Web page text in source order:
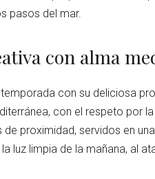
pasos del mar.
con alma
con su deliciosa
con el respeto por
proximidad, servidos en
luz limpia de la mañana, al